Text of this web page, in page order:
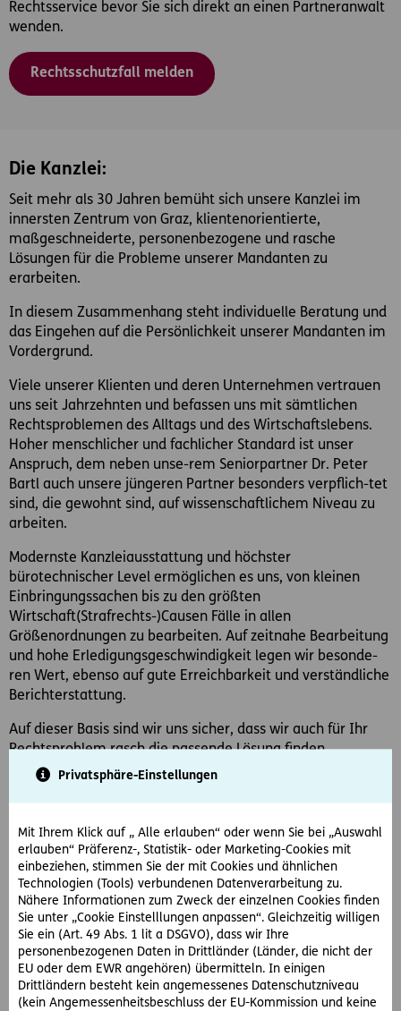
Privatsphäre-Einstellungen
Mit Ihrem Klick auf „ Alle erlauben“ oder wenn Sie bei „Auswahl
erlauben“ Präferenz-, Statistik- oder Marketing-Cookies mit
einbeziehen, stimmen Sie der mit Cookies und ähnlichen
Technologien (Tools) verbundenen Datenverarbeitung zu.
Nähere Informationen zum Zweck der einzelnen Cookies finden
Sie unter „Cookie Einstelllungen anpassen“. Gleichzeitig willigen
Sie ein (Art. 49 Abs. 1 lit a DSGVO), dass wir Ihre
personenbezogenen Daten in Drittländer (Länder, die nicht der
EU oder dem EWR angehören) übermitteln. In einigen
Drittländern besteht kein angemessenes Datenschutzniveau
(kein Angemessenheitsbeschluss der EU-Kommission und keine
Rechtsservice bevor Sie sich direkt an einen Partneranwalt
wenden.
Rechtsschutzfall melden
Die Kanzlei:
Seit mehr als 30 Jahren bemüht sich unsere Kanzlei im
innersten Zentrum von Graz, klientenorientierte,
maßgeschneiderte, personenbezogene und rasche
Lösungen für die Probleme unserer Mandanten zu
erarbeiten.
In diesem Zusammenhang steht individuelle Beratung und
das Eingehen auf die Persönlichkeit unserer Mandanten im
Vordergrund.
Viele unserer Klienten und deren Unternehmen vertrauen
uns seit Jahrzehnten und befassen uns mit sämtlichen
Rechtsproblemen des Alltags und des Wirtschaftslebens.
Hoher menschlicher und fachlicher Standard ist unser
Anspruch, dem neben unse-rem Seniorpartner Dr. Peter
Bartl auch unsere jüngeren Partner besonders verpflich-tet
sind, die gewohnt sind, auf wissenschaftlichem Niveau zu
arbeiten.
Modernste Kanzleiausstattung und höchster
bürotechnischer Level ermöglichen es uns, von kleinen
Einbringungssachen bis zu den größten
Wirtschaft(Strafrechts-)Causen Fälle in allen
Größenordnungen zu bearbeiten. Auf zeitnahe Bearbeitung
und hohe Erledigungsgeschwindigkeit legen wir besonde-
ren Wert, ebenso auf gute Erreichbarkeit und verständliche
Berichterstattung.
Auf dieser Basis sind wir uns sicher, dass wir auch für Ihr
Rechtsproblem rasch die passende Lösung finden.
Arbeit-und Sozialrecht
Allgemeines Zivilrecht
Wirtschafts(Straf-)recht
Erbrecht
Liegenschaftsrecht
Datenschutz - Grundverordnung